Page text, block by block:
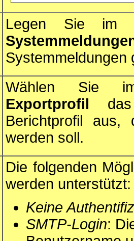
Legen Sie im
Systemmeldungen
Wählen Sie
Exportprofil das
Berichtprofil
werden soll.
Die folgenden
werden unterstützt:
Keine
SMTP-Login: